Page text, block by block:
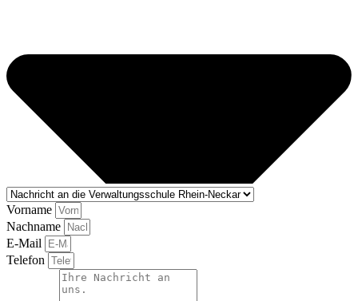
Vorname
Nachname
E-Mail
Telefon